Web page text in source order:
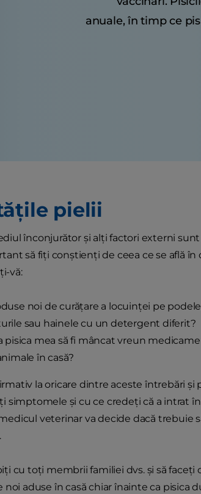
anuale, în timp ce
pielii
înconjurător și alți factori externi
să fiți conștienți de ceea ce se află în
vă:
noi de curățare a locuinței pe
sau hainele cu un detergent diferit?
pisica mea să fi mâncat vreun
în casă?
la oricare dintre aceste întrebări și
simptomele și cu ce credeți că a intrat
veterinar va decide dacă trebuie
cu toți membrii familiei dvs. și să faceți
aduse în casă chiar înainte ca pisica